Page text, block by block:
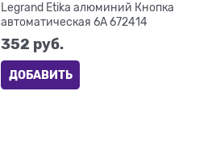
Legrand Etika алюминий Кнопка
автоматическая 6А 672414
352 руб.
ДОБАВИТЬ